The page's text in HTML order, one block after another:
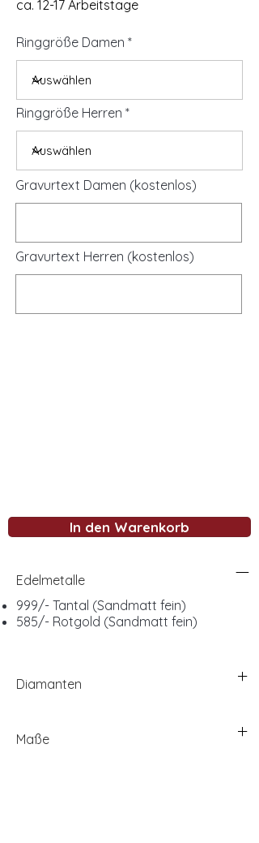
ca. 12-17 Arbeitstage
Ringgröße Damen
Ringgröße Herren
Gravurtext Damen (kostenlos)
Gravurtext Herren (kostenlos)
In den Warenkorb
Edelmetalle
999/- Tantal (Sandmatt fein)
585/- Rotgold (Sandmatt fein)
Diamanten
Maße